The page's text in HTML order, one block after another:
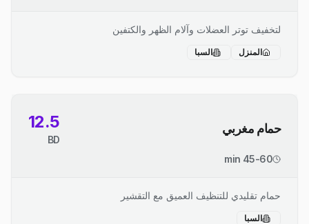
لتخفيف توتر العضلات وآلام الظهر والكتفين
المنزل السبا
حمام مغربي 12.5
BD
45-60 min
حمام تقليدي للتنظيف العميق مع التقشير
السبا